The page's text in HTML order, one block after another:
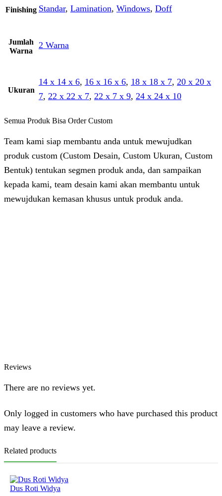
Finishing Standar, Lamination, Windows, Doff
Jumlah
Warna
2 Warna
Ukuran
14 x 14 x 6, 16 x 16 x 6, 18 x 18 x 7, 20 x 20 x
7, 22 x 22 x 7, 22 x 7 x 9, 24 x 24 x 10
Semua Produk Bisa Order Custom
Team kami siap membantu anda untuk mewujudkan
produk custom (Custom Desain, Custom Ukuran, Custom
Bentuk) tentukan segmen produk anda, dan sampaikan
kepada kami, team desain kami akan membantu untuk
mewujdukan kemasan khusus untuk produk anda.
Reviews
There are no reviews yet.
Only logged in customers who have purchased this product
may leave a review.
Related products
Dus Roti Widya